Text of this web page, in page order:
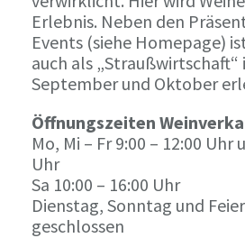
Erlebnis. Neben den
Events (siehe Homepage)
auch als
September und Oktober
Öffnungszeiten
Mo, Mi – Fr 9:00 – 12:00 Uhr
Uhr
Sa 10:00 – 16:00 Uhr
Dienstag, Sonntag und
geschlossen